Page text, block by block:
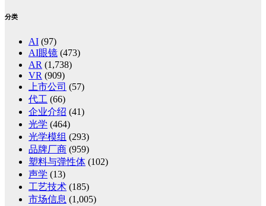
分类
AI (97)
AI眼镜 (473)
AR (1,738)
VR (909)
上市公司 (57)
代工 (66)
企业介绍 (41)
光学 (464)
光学模组 (293)
品牌厂商 (959)
塑料与弹性体 (102)
声学 (13)
工艺技术 (185)
市场信息 (1,005)